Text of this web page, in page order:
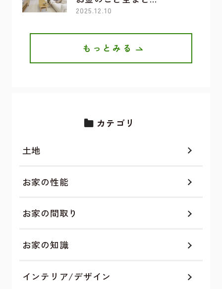
2025.12.10
もっとみる
カテゴリ
土地
お家の性能
お家の間取り
お家の知識
インテリア/デザイン